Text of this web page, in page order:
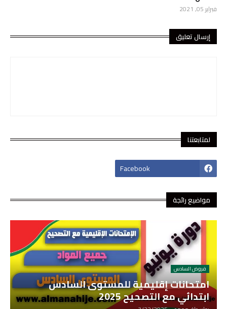
فبراير 05, 2021
إرسال تعليق
لمتابعتنا
Facebook
مواضيع رائجة
فروض السادس
امتحانات إقليمية للمستوى السادس
ابتدائي مع التصحيح 2025